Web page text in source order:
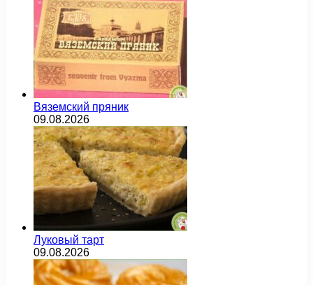
Вяземский пряник
09.08.2026
Луковый тарт
09.08.2026